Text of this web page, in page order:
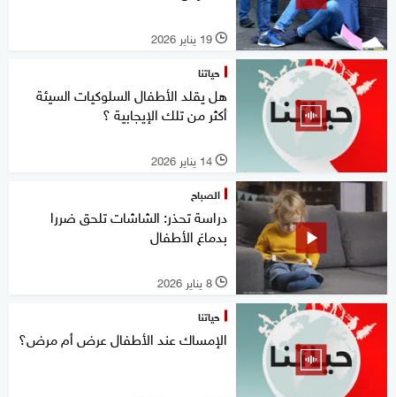
l 19 يناير 2026
حياتنا
هل يقلد الأطفال السلوكيات السيئة
أكثر من تلك الإيجابية ؟
l 14 يناير 2026
الصباح
دراسة تحذر: الشاشات تلحق ضررا
بدماغ الأطفال
l 8 يناير 2026
حياتنا
الإمساك عند الأطفال عرض أم مرض؟